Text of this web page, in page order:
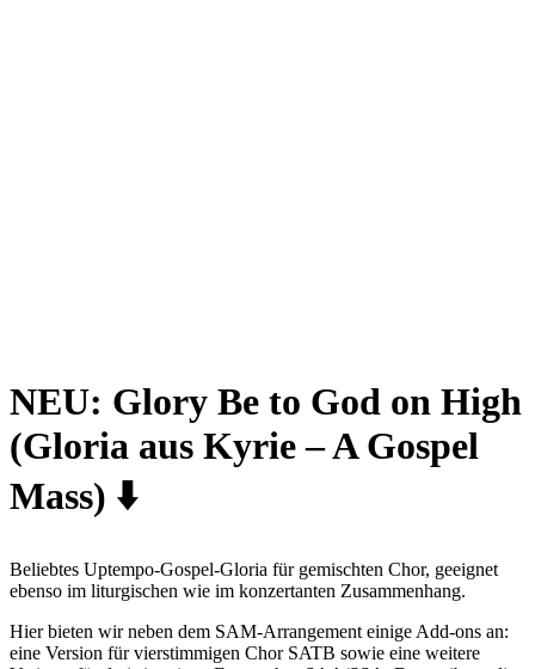
NEU: Glory Be to God on High
(Gloria aus Kyrie – A Gospel
Mass) ⬇️
Beliebtes Uptempo-Gospel-Gloria für gemischten Chor, geeignet
ebenso im liturgischen wie im konzertanten Zusammenhang.
Hier bieten wir neben dem SAM-Arrangement einige Add-ons an:
eine Version für vierstimmigen Chor SATB sowie eine weitere